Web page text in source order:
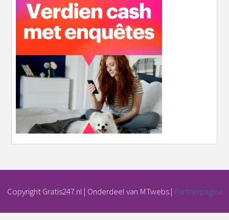
Copyright Gratis247.nl | Onderdeel van MTwebs | Partnerpagina